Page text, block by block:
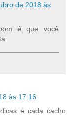
de 2018 às
é que você
às 17:16
e cada cacho